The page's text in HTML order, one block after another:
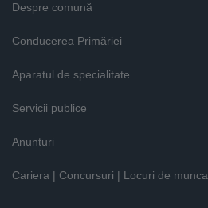
Despre comună
Conducerea Primăriei
Aparatul de specialitate
Servicii publice
Anunturi
Cariera | Concursuri | Locuri de munca